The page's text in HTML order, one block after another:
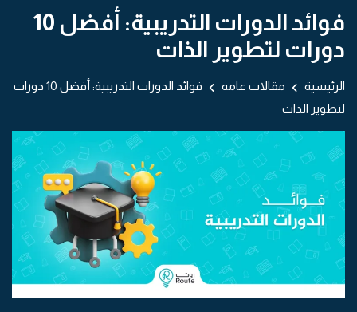
فوائد الدورات التدريبية: أفضل 10
دورات لتطوير الذات
الرئيسية مقالات عامه
فوائد الدورات التدريبية: أفضل 10 دورات
لتطوير الذات